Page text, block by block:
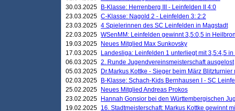
30.03.2025
B-Klasse: Herrenberg III - Leinfelden II 4:0
23.03.2025 C-Klasse: Nagold 2 - Leinfelden 3: 2:2
23.03.2025 4 Spielerinnen des SC Leinfelden in Magstadt
22.03.2025 WSenMM: Leinfelden gewinnt 3,5:0,5 in
19.03.2025
Neues Mitglied Max Sunkovsky
17.03.2025
Landesliga: Leinfelden 1 unterliegt mit 3,5:4,5
06.03.2025 2. Runde Jugendvereinsmeisterschaft ausgelost
05.03.2025
Dr.Markus Kottke - Sieger beim März Blitzturnier
02.03.2025
B-Klasse: Schach-Kids Bernhausen I - SC
25.02.2025
Neues Mitglied Andreas Prokos
23.02.2025
Hannah Gonsior bei den Württembergischen
19.02.2025 16. Stadtmeisterschaft: Markus Kottke gewinnt